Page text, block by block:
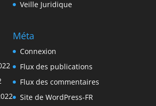
Veille Juridique
Méta
Connexion
Flux des publications
Flux des commentaires
Site de WordPress-FR